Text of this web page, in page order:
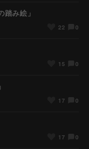
み絵」
22 0
15 0
17 0
17 0